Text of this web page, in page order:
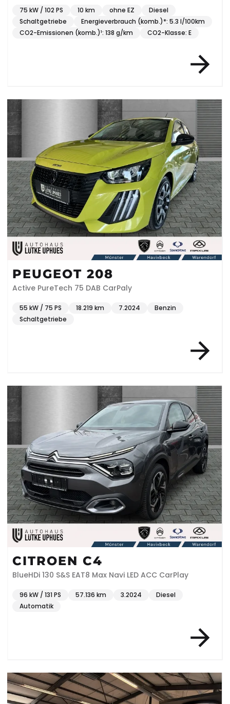
75 kW / 102 PS 10 km ohne EZ
Diesel
Schaltgetriebe
Energieverbrauch (komb.)*: 5.3 l/100km
CO2-Emissionen (komb.)¹: 138 g/km
CO2-Klasse: E
PEUGEOT 208
Active PureTech 75 DAB CarPaly
55 kW / 75 PS 18.219 km 7.2024
Benzin
Schaltgetriebe
CITROEN C4
BlueHDi 130 S&S EAT8 Max Navi LED ACC CarPlay
96 kW / 131 PS 57.136 km 3.2024
Diesel
Automatik